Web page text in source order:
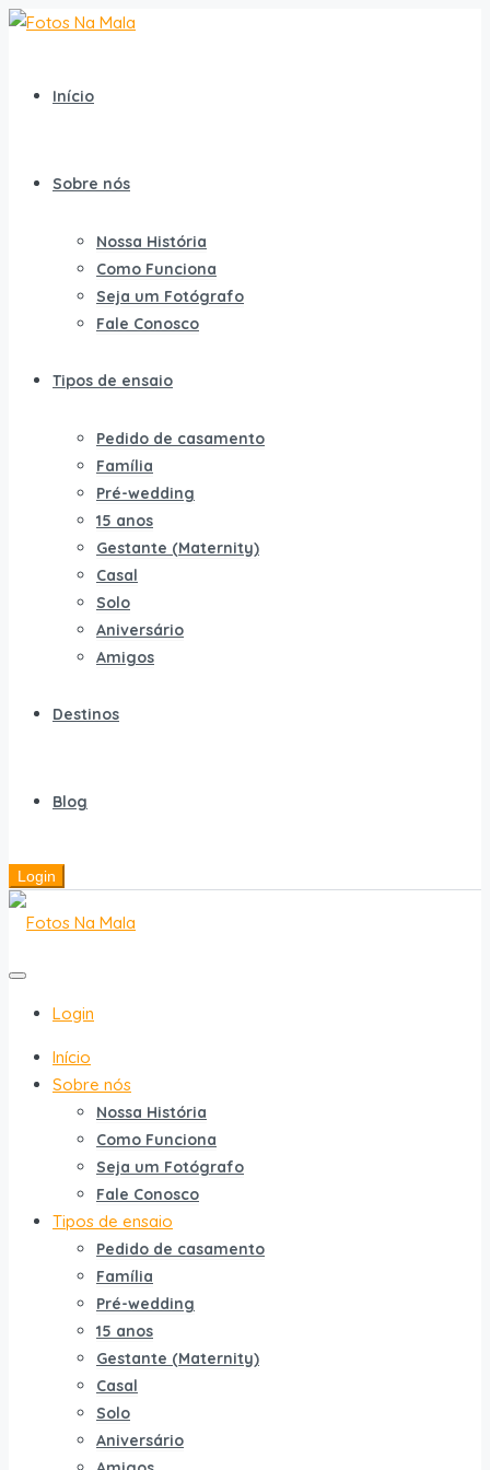
Início
Sobre nós
Nossa História
Como Funciona
Seja um Fotógrafo
Fale Conosco
Tipos de ensaio
Pedido de casamento
Família
Pré-wedding
15 anos
Gestante (Maternity)
Casal
Solo
Aniversário
Amigos
Destinos
Blog
Login
Login
Início
Sobre nós
Nossa História
Como Funciona
Seja um Fotógrafo
Fale Conosco
Tipos de ensaio
Pedido de casamento
Família
Pré-wedding
15 anos
Gestante (Maternity)
Casal
Solo
Aniversário